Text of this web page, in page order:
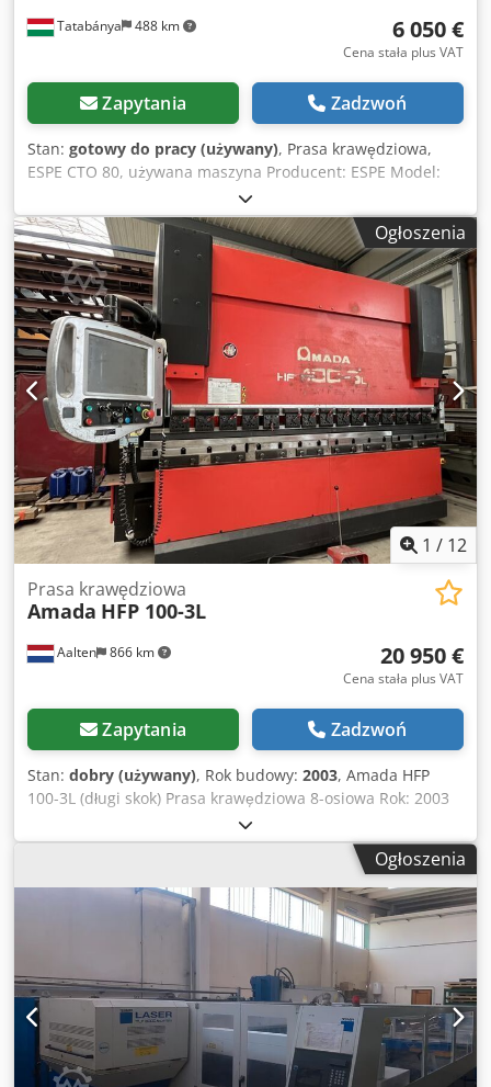
Tatabánya 488 km 6 050 €
Cena stała plus VAT
Zapytania Zadzwoń
Stan: gotowy do pracy (używany), Prasa krawędziowa,
ESPE CTO 80, używana maszyna Producent: ESPE Model:
CTO 80 Siła nacisku: 80 ton Długość gięcia: 2500 x 3 mm
Wymiary stołu: 2500 x 160 mm Crsdewfrkfopfx Aczef Moc
silnika głównego: 10 kW Waga: 6100 kg
Ogłoszenia
1 / 12
Aalten 866 km
Prasa krawędziowa
Amada HFP 100-3L
20 950 €
Cena stała plus VAT
Zapytania Zadzwoń
Stan: dobry (używany), Rok budowy: 2003, Amada HFP
100-3L (długi skok) Prasa krawędziowa 8-osiowa Rok: 2003
Tonaż: 100 ton Maks. Długość gięcia: 3110 mm Skok
standardowy: 350 mm Prędkość zbliżania się: 100 mm/sek
Prędkość gięcia: 10 mm/sek Prędkość powrotu: 100 mm/sek
Waga: 7100 kg Wymiary Długość maszyny: 4498 mm
Szerokość maszyny: 2450 mm Szerokość belki: 60 mm
Odległość pomiędzy ramami bocznymi: 2705 mm Wysokość
maszyny: 2860 mm Wysokość otwarcia: 620 mm Typ
sterowania CNC: AMNC Wyświetlacz: ekran dotykowy
Cedjvn S I Depfx Aczerf Inaczej o bezpieczeństwie
laserowym Osie sterowane: 8 osi, Y1, Y2, X1, X2, R1, R2, Z1,
Z2 Dostępna dokumentacja System pomiaru kąta Digipro W
zestawie 1 zestaw narzędzi
Ogłoszenia